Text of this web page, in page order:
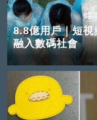
8.8億用戶｜短
融入數碼社會